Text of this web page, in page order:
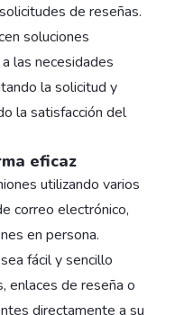
de reseñas.
soluciones
las necesidades
la solicitud y
la satisfacción del
eficaz
utilizando varios
correo electrónico,
en persona.
fácil y sencillo
enlaces de reseña o
directamente a su